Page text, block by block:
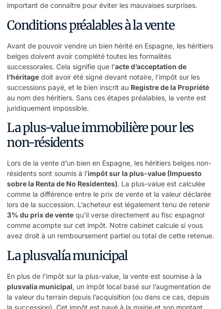
important de connaître pour éviter les mauvaises surprises.
Conditions préalables à la vente
Avant de pouvoir vendre un bien hérité en Espagne, les héritiers
belges doivent avoir complété toutes les formalités
successorales. Cela signifie que l’acte d’acceptation de
l’héritage doit avoir été signé devant notaire, l’impôt sur les
successions payé, et le bien inscrit au Registre de la Propriété
au nom des héritiers. Sans ces étapes préalables, la vente est
juridiquement impossible.
La plus-value immobilière pour les
non-résidents
Lors de la vente d’un bien en Espagne, les héritiers belges non-
résidents sont soumis à l’impôt sur la plus-value (Impuesto
sobre la Renta de No Residentes). La plus-value est calculée
comme la différence entre le prix de vente et la valeur déclarée
lors de la succession. L’acheteur est légalement tenu de retenir
3% du prix de vente qu’il verse directement au fisc espagnol
comme acompte sur cet impôt. Notre cabinet calcule si vous
avez droit à un remboursement partiel ou total de cette retenue.
La plusvalía municipal
En plus de l’impôt sur la plus-value, la vente est soumise à la
plusvalía municipal, un impôt local basé sur l’augmentation de
la valeur du terrain depuis l’acquisition (ou dans ce cas, depuis
la succession). Cet impôt est payé à la mairie et son montant